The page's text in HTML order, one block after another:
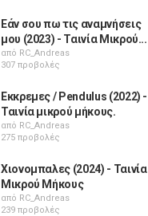
Εάν σου πω τις αναμνήσεις
μου (2023) - Ταινία Μικρού...
από RC_Andreas
307 προβολές
Εκκρεμες / Pendulus (2022) -
Ταινία μικρού μήκους.
από RC_Andreas
275 προβολές
Χιονομπαλες (2024) - Ταινία
Μικρού Μήκους
από RC_Andreas
239 προβολές